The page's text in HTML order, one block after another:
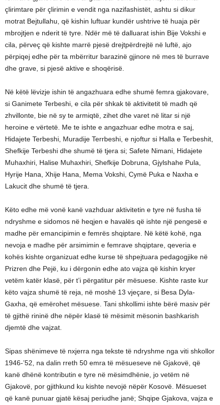
çlirimtare për çlirimin e vendit nga nazifashistët, ashtu si dikur
motrat Bejtullahu, që kishin luftuar kundër ushtrive të huaja për
mbrojtjen e nderit të tyre. Ndër më të dalluarat ishin Bije Vokshi e
cila, përveç që kishte marrë pjesë drejtpërdrejtë në luftë, ajo
përpiqej edhe për ta mbërritur barazinë gjinore në mes të burrave
dhe grave, si pjesë aktive e shoqërisë.
Në këtë lëvizje ishin të angazhuara edhe shumë femra gjakovare,
si Ganimete Terbeshi, e cila për shkak të aktivitetit të madh që
zhvillonte, bie në sy te armiqtë, zihet dhe varet në litar si një
heroine e vërtetë. Me te ishte e angazhuar edhe motra e saj,
Hidajete Terbeshi, Muradije Terrbeshi, e njoftur si Halla e Terbeshit,
Shefkije Terbeshi dhe shumë të tjera si; Safete Nimani, Hidajete
Muhaxhiri, Halise Muhaxhiri, Shefkije Dobruna, Gjylshahe Pula,
Hyrije Hana, Xhije Hana, Mema Vokshi, Cymë Puka e Naxha e
Lakucit dhe shumë të tjera.
Këto edhe më vonë kanë vazhduar aktivitetin e tyre në fusha të
ndryshme e sidomos në heqjen e havalës që ishte një pengesë e
madhe për emancipimin e femrës shqiptare. Në këtë kohë, nga
nevoja e madhe për arsimimin e femrave shqiptare, qeveria e
kohës kishte organizuat edhe kurse të shpejtuara pedagogjike në
Prizren dhe Pejë, ku i dërgonin edhe ato vajza që kishin kryer
vetëm katër klasë, për t’i përgatitur për mësuese. Kishte raste kur
këto vajza shumë të reja, në moshë 13 vjeçare, si Besa Dyla-
Gaxha, që emërohet mësuese. Tani shkollimi ishte bërë masiv për
të gjithë rininë dhe nëpër klasë të mësimit mësonin bashkarish
djemtë dhe vajzat.
Sipas shënimeve të nxjerra nga tekste të ndryshme nga viti shkollor
1946-’52, na dalin rreth 50 emra të mësueseve në Gjakovë, që
kanë dhënë kontributin e tyre në mësimdhënie, jo vetëm në
Gjakovë, por gjithkund ku kishte nevojë nëpër Kosovë. Mësueset
që kanë punuar gjatë kësaj periudhe janë; Shqipe Gjakova, vajza e